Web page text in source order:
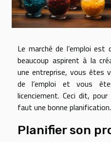
Le marché de l’emploi est
beaucoup aspirent à la
une entreprise, vous êtes
de l’emploi et vous
licenciement. Ceci dit,
faut une bonne
Planifier son